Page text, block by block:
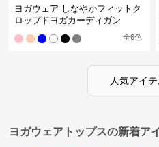
ヨガウェア しなやかフィットク
ロップドヨガカーディガン
全6色
人気アイ
ヨガウェアトップスの新着ア